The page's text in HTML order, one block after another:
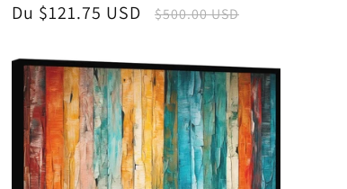
Prix
Du $121.75 USD
Prix
$500.00 USD